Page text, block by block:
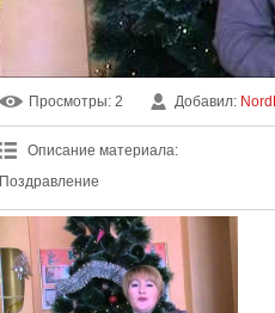
Просмотры: 2 Добавил:
Описание материала:
Поздравление